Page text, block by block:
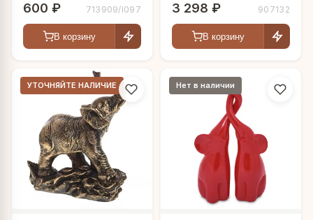
600 ₽ 713909/I097
В корзину
3 298 ₽ 907132
В корзину
УТОЧНЯЙТЕ НАЛИЧИЕ Нет в наличии